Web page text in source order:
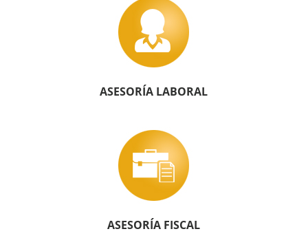
ASESORÍA LABORAL
ASESORÍA FISCAL